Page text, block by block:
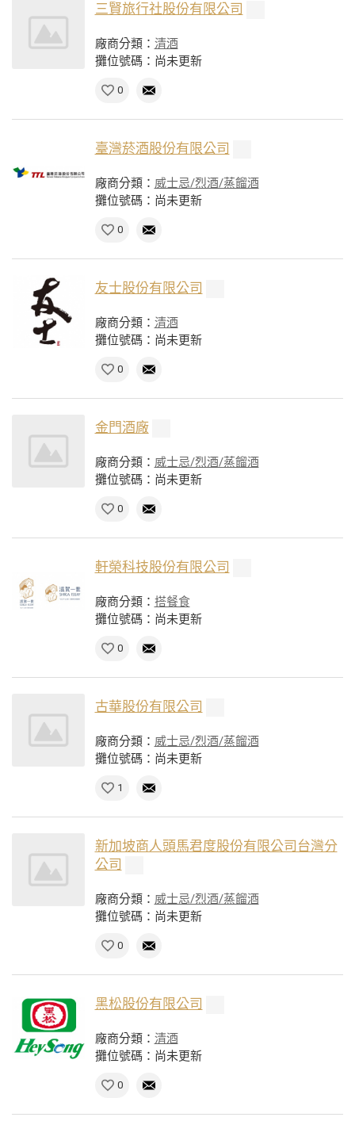
三賢旅行社股份有限公司
廠商分類： 清酒
攤位號碼：尚未更新
0
臺灣菸酒股份有限公司
廠商分類： 威士忌/烈酒/蒸餾酒
攤位號碼：尚未更新
0
友士股份有限公司
廠商分類： 清酒
攤位號碼：尚未更新
0
金門酒廠
廠商分類： 威士忌/烈酒/蒸餾酒
攤位號碼：尚未更新
0
軒榮科技股份有限公司
廠商分類： 搭餐食
攤位號碼：尚未更新
0
古華股份有限公司
廠商分類： 威士忌/烈酒/蒸餾酒
攤位號碼：尚未更新
1
新加坡商人頭馬君度股份有限公司台灣分
公司
廠商分類： 威士忌/烈酒/蒸餾酒
攤位號碼：尚未更新
0
黑松股份有限公司
廠商分類： 清酒
攤位號碼：尚未更新
0